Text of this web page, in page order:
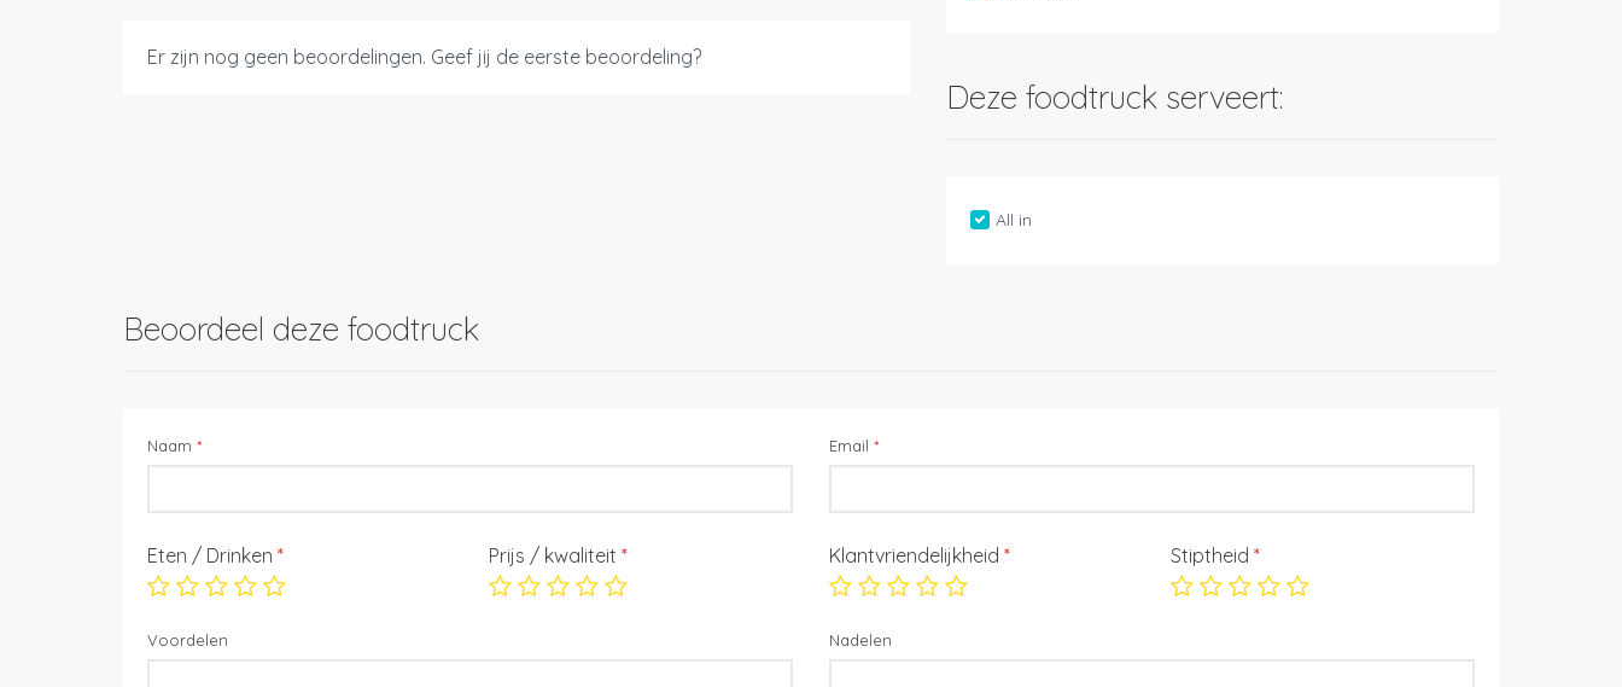
Er zijn nog geen beoordelingen. Geef jij de eerste beoordeling?
Deze foodtruck serveert:
All in
Beoordeel deze foodtruck
Naam * Email *
Eten / Drinken * Prijs / kwaliteit * Klantvriendelijkheid * Stiptheid *
Voordelen Nadelen